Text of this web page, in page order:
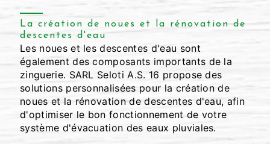
La création de noues et la rénovation de
descentes d'eau
Les noues et les descentes d'eau sont
également des composants importants de la
zinguerie. SARL Seloti A.S. 16 propose des
solutions personnalisées pour la création de
noues et la rénovation de descentes d'eau, afin
d'optimiser le bon fonctionnement de votre
système d'évacuation des eaux pluviales.